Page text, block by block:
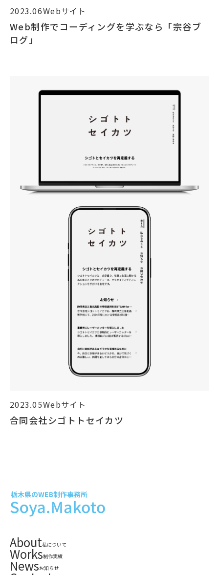
2023.06Webサイト
Web制作でコーディングを学ぶなら「宗谷ブ
ログ」
2023.05Webサイト
合同会社シゴトトセイカツ
About私について
Works制作実績
Newsお知らせ